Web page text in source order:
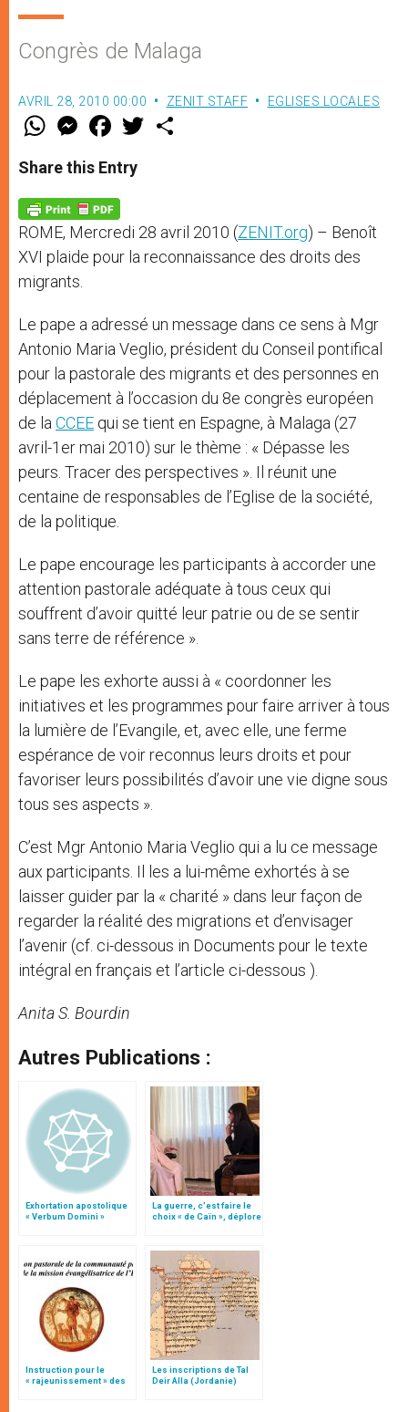
Congrès de Malaga
AVRIL 28, 2010 00:00 ZENIT STAFF EGLISES LOCALES
W
t
s
p
p
M
e
s
e
g
e
r
F
a
e
b
o
k
w
Share this Entry
ROME, Mercredi 28 avril 2010 (ZENIT.org) – Benoît
XVI plaide pour la reconnaissance des droits des
migrants.
Le pape a adressé un message dans ce sens à Mgr
Antonio Maria Veglio, président du Conseil pontifical
pour la pastorale des migrants et des personnes en
déplacement à l’occasion du 8e congrès européen
de la CCEE qui se tient en Espagne, à Malaga (27
avril-1er mai 2010) sur le thème : « Dépasse les
peurs. Tracer des perspectives ». Il réunit une
centaine de responsables de l’Eglise de la société,
de la politique.
Le pape encourage les participants à accorder une
attention pastorale adéquate à tous ceux qui
souffrent d’avoir quitté leur patrie ou de se sentir
sans terre de référence ».
Le pape les exhorte aussi à « coordonner les
initiatives et les programmes pour faire arriver à tous
la lumière de l’Evangile, et, avec elle, une ferme
espérance de voir reconnus leurs droits et pour
favoriser leurs possibilités d’avoir une vie digne sous
tous ses aspects ».
C’est Mgr Antonio Maria Veglio qui a lu ce message
aux participants. Il les a lui-même exhortés à se
laisser guider par la « charité » dans leur façon de
regarder la réalité des migrations et d’envisager
l’avenir (cf. ci-dessous in Documents pour le texte
intégral en français et l’article ci-dessous ).
Anita S. Bourdin
Autres Publications :
Exhortation apostolique
« Verbum Domini »
La guerre, c’est faire le
choix « de Caïn », déplore
Instruction pour le
« rajeunissement » des
Les inscriptions de Tal
Deir Alla (Jordanie)